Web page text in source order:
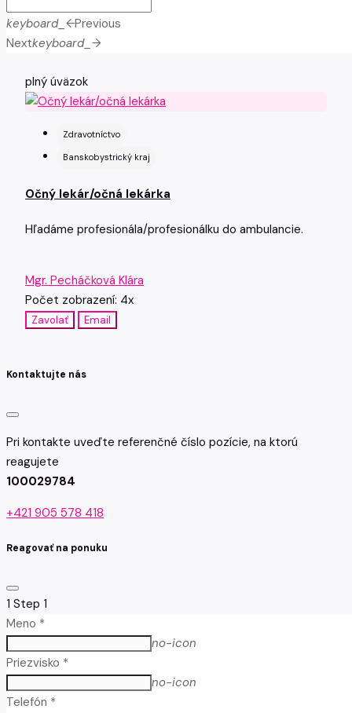
keyboard_arrow_leftPrevious
Nextkeyboard_arrow_right
plný úväzok
Zdravotníctvo
Banskobystrický kraj
Očný lekár/očná lekárka
Hľadáme profesionála/profesionálku do ambulancie.
Mgr. Pecháčková Klára
Počet zobrazení: 4x
Zavolať Email
Kontaktujte nás
Pri kontakte uveďte referenčné číslo pozície, na ktorú
reagujete
100029784
+421 905 578 418
Reagovať na ponuku
1 Step 1
Meno *
no-icon
Priezvisko *
no-icon
Telefón *